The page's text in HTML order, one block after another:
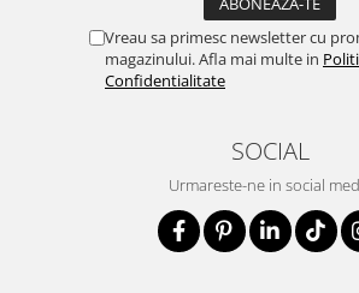
Vreau sa primesc newsletter cu
magazinului. Afla mai multe in
Confidentialitate
SOCIAL
Urmareste-ne in social